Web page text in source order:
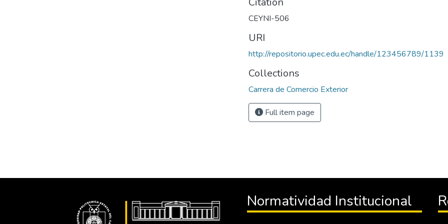
CEYNI-506
URI
http://repositorio.upec.edu.ec/handle/123456789/1139
Collections
Carrera de Comercio Exterior
Full item page
Normatividad Institucional